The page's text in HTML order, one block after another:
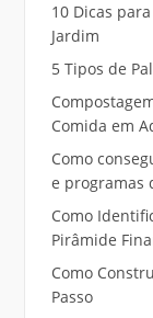
10 Dicas
Jardim
5 Tipos de
Comida em
Como
e programas
Como
Pirâmide
Como
Passo